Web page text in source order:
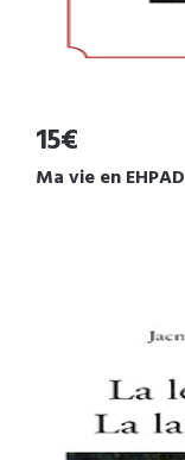
15€
Ma vie en EHPAD